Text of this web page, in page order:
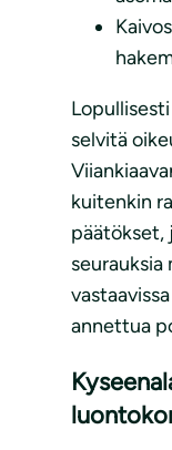
selvitä
kuitenkin
päätökset,
seurauksia
annettua